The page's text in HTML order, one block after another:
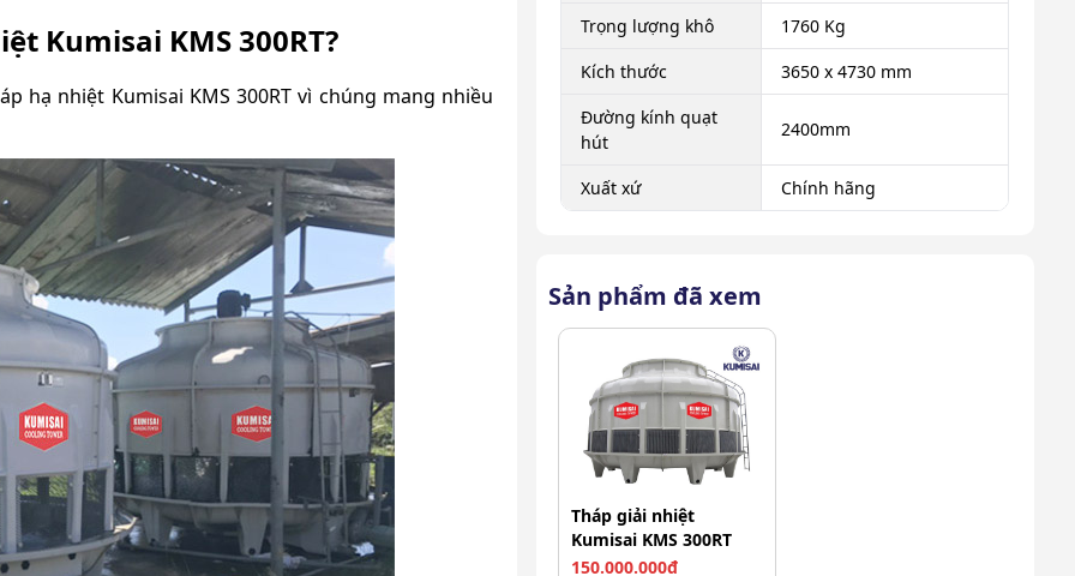
Kumisai KMS 300RT?
hạ nhiệt Kumisai KMS 300RT vì chúng mang nhiều
Trọng lượng khô
1760 Kg
Kích thước
3650 x 4730 mm
Đường kính quạt
hút
2400mm
Xuất xứ Chính hãng
Sản phẩm đã xem
Tháp giải nhiệt
Kumisai KMS 300RT
150.000.000đ